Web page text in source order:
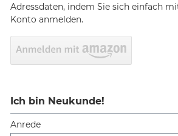
Adressdaten, indem Sie sich einfach
Konto anmelden.
Ich bin Neukunde!
Persönliche
Anrede